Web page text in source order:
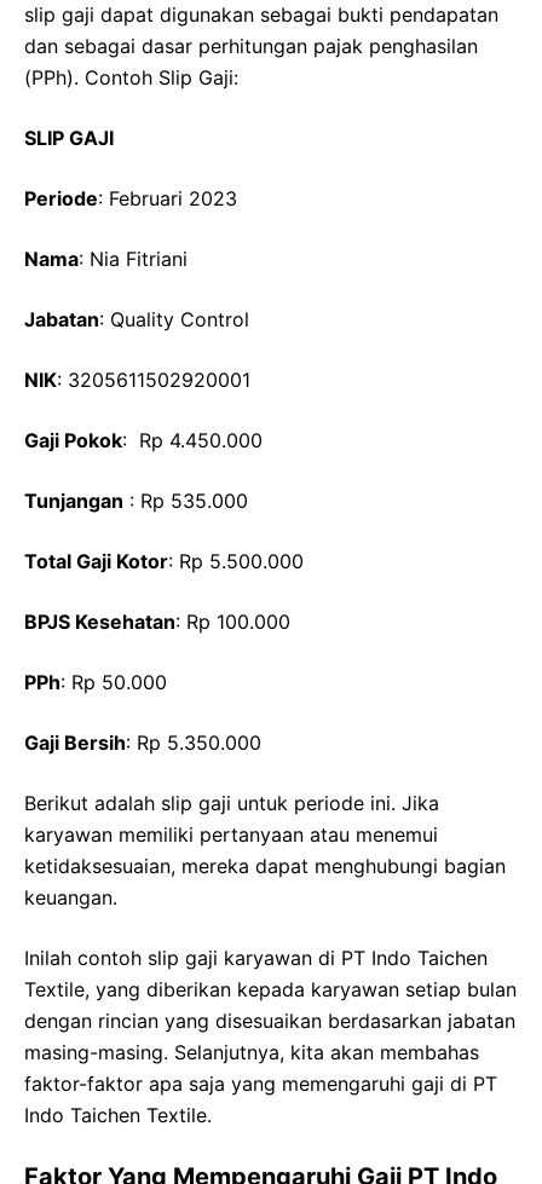
slip gaji dapat digunakan sebagai bukti pendapatan
dan sebagai dasar perhitungan pajak penghasilan
(PPh). Contoh Slip Gaji:
SLIP GAJI
Periode: Februari 2023
Nama: Nia Fitriani
Jabatan: Quality Control
NIK: 3205611502920001
Gaji Pokok: Rp 4.450.000
Tunjangan : Rp 535.000
Total Gaji Kotor: Rp 5.500.000
BPJS Kesehatan: Rp 100.000
PPh: Rp 50.000
Gaji Bersih: Rp 5.350.000
Berikut adalah slip gaji untuk periode ini. Jika
karyawan memiliki pertanyaan atau menemui
ketidaksesuaian, mereka dapat menghubungi bagian
keuangan.
Inilah contoh slip gaji karyawan di PT Indo Taichen
Textile, yang diberikan kepada karyawan setiap bulan
dengan rincian yang disesuaikan berdasarkan jabatan
masing-masing. Selanjutnya, kita akan membahas
faktor-faktor apa saja yang memengaruhi gaji di PT
Indo Taichen Textile.
Faktor Yang Mempengaruhi Gaji PT Indo